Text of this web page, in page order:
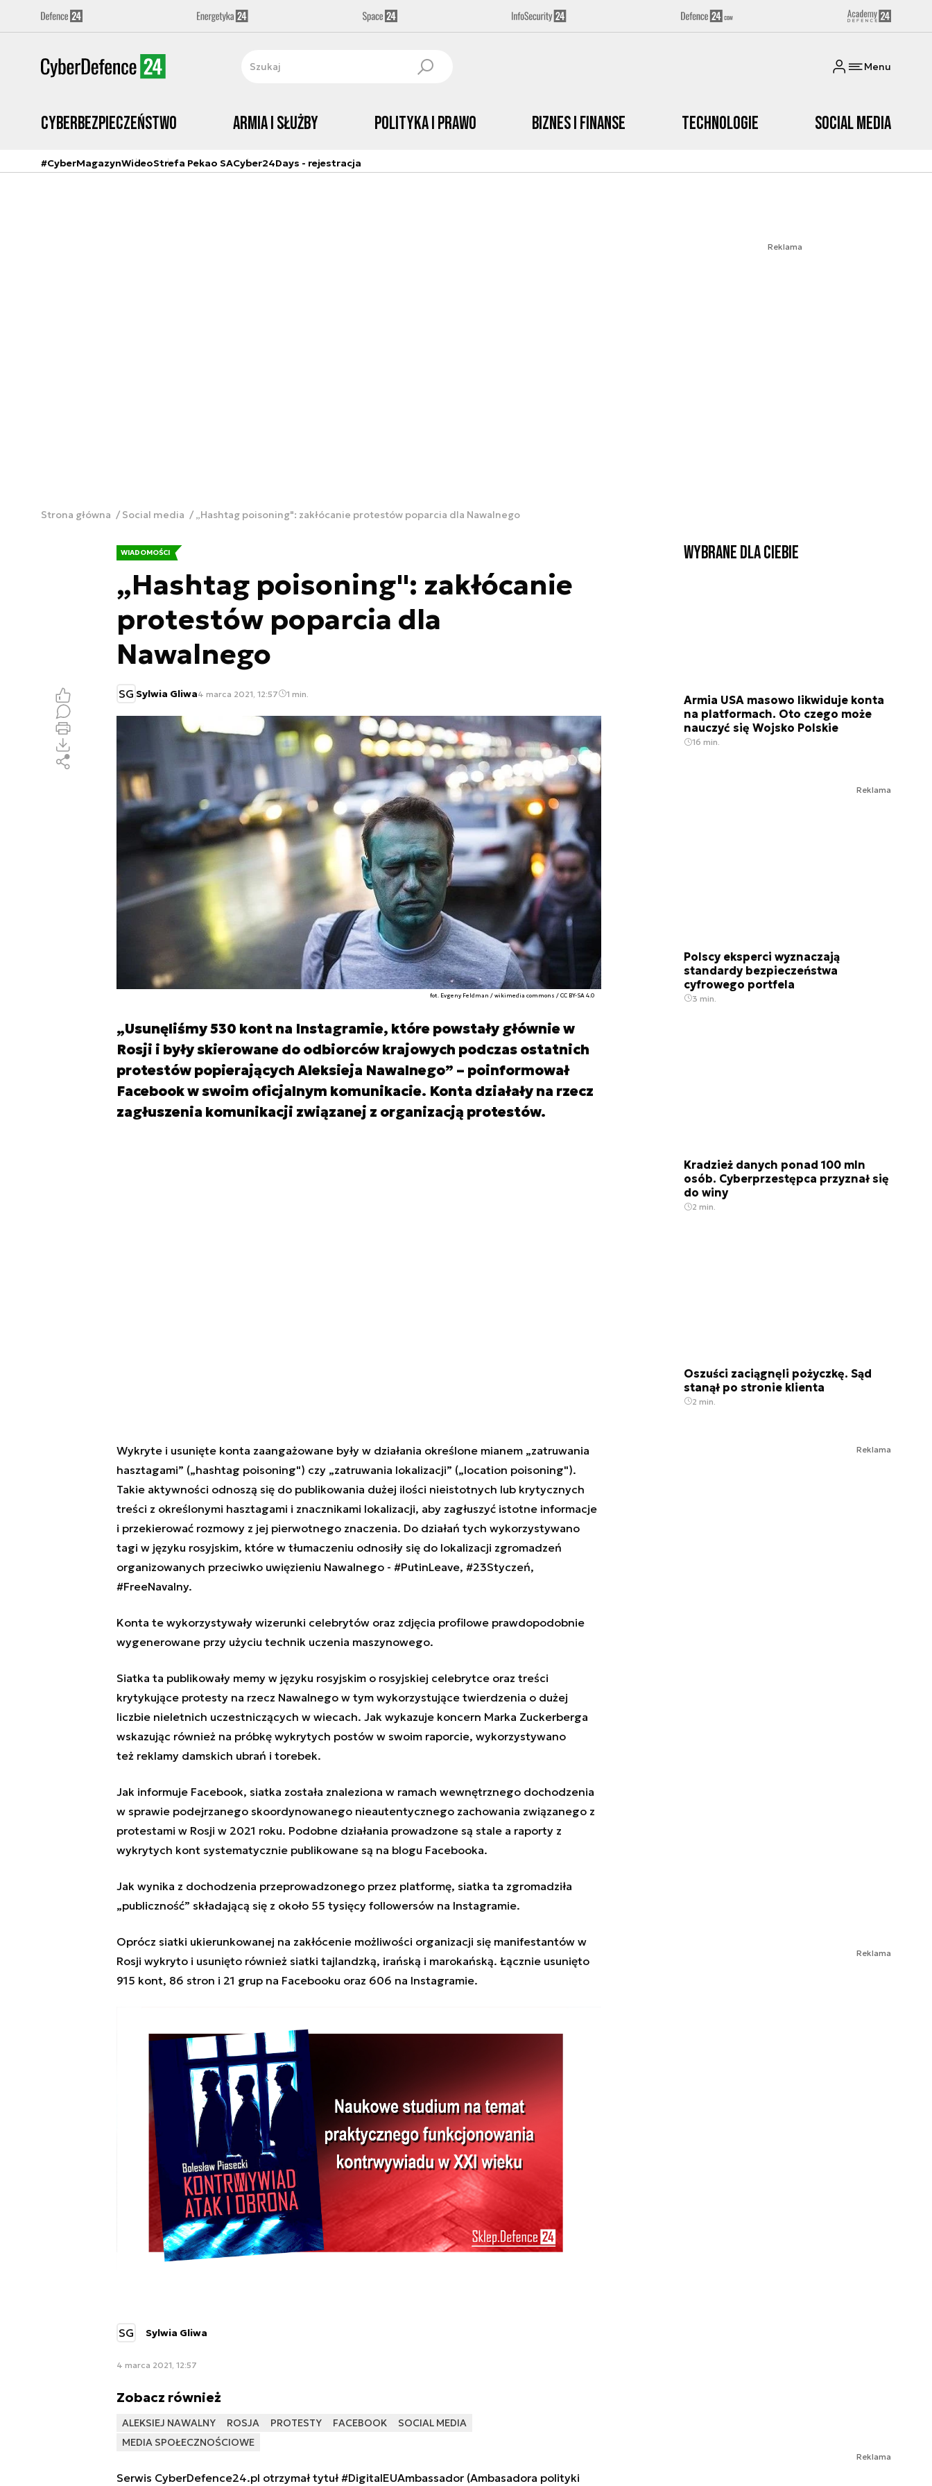
Menu
Cyberbezpieczeństwo Armia i Służby Polityka i prawo Biznes i Finanse Technologie Social media
#CyberMagazynWideoStrefa Pekao SACyber24Days - rejestracja
Reklama
Strona główna Social media „Hashtag poisoning": zakłócanie protestów poparcia dla Nawalnego
WIADOMOŚCI
„Hashtag poisoning": zakłócanie
protestów poparcia dla
Nawalnego
SG Sylwia Gliwa4 marca 2021, 12:57 1 min.
fot. Evgeny Feldman / wikimedia commons / CC BY-SA 4.0
„Usunęliśmy 530 kont na Instagramie, które powstały głównie w
Rosji i były skierowane do odbiorców krajowych podczas ostatnich
protestów popierających Aleksieja Nawalnego” – poinformował
Facebook w swoim oficjalnym komunikacie. Konta działały na rzecz
zagłuszenia komunikacji związanej z organizacją protestów.
Wykryte i usunięte konta zaangażowane były w działania określone mianem „zatruwania
hasztagami” („hashtag poisoning") czy „zatruwania lokalizacji” („location poisoning").
Takie aktywności odnoszą się do publikowania dużej ilości nieistotnych lub krytycznych
treści z określonymi hasztagami i znacznikami lokalizacji, aby zagłuszyć istotne informacje
i przekierować rozmowy z jej pierwotnego znaczenia. Do działań tych wykorzystywano
tagi w języku rosyjskim, które w tłumaczeniu odnosiły się do lokalizacji zgromadzeń
organizowanych przeciwko uwięzieniu Nawalnego - #PutinLeave, #23Styczeń,
#FreeNavalny.
Konta te wykorzystywały wizerunki celebrytów oraz zdjęcia profilowe prawdopodobnie
wygenerowane przy użyciu technik uczenia maszynowego.
Siatka ta publikowały memy w języku rosyjskim o rosyjskiej celebrytce oraz treści
krytykujące protesty na rzecz Nawalnego w tym wykorzystujące twierdzenia o dużej
liczbie nieletnich uczestniczących w wiecach. Jak wykazuje koncern Marka Zuckerberga
wskazując również na próbkę wykrytych postów w swoim raporcie, wykorzystywano
też reklamy damskich ubrań i torebek.
Jak informuje Facebook, siatka została znaleziona w ramach wewnętrznego dochodzenia
w sprawie podejrzanego skoordynowanego nieautentycznego zachowania związanego z
protestami w Rosji w 2021 roku. Podobne działania prowadzone są stale a raporty z
wykrytych kont systematycznie publikowane są na blogu Facebooka.
Jak wynika z dochodzenia przeprowadzonego przez platformę, siatka ta zgromadziła
„publiczność” składającą się z około 55 tysięcy followersów na Instagramie.
Oprócz siatki ukierunkowanej na zakłócenie możliwości organizacji się manifestantów w
Rosji wykryto i usunięto również siatki tajlandzką, irańską i marokańską. Łącznie usunięto
915 kont, 86 stron i 21 grup na Facebooku oraz 606 na Instagramie.
SG Sylwia Gliwa
4 marca 2021, 12:57
Zobacz również
ALEKSIEJ NAWALNY ROSJA PROTESTY FACEBOOK
SOCIAL MEDIA
MEDIA SPOŁECZNOŚCIOWE
Serwis CyberDefence24.pl otrzymał tytuł #DigitalEUAmbassador (Ambasadora polityki
Wybrane dla Ciebie
Armia USA masowo likwiduje konta
na platformach. Oto czego może
nauczyć się Wojsko Polskie
16 min.
Reklama
Polscy eksperci wyznaczają
standardy bezpieczeństwa
cyfrowego portfela
3 min.
Kradzież danych ponad 100 mln
osób. Cyberprzestępca przyznał się
do winy
2 min.
Oszuści zaciągnęli pożyczkę. Sąd
stanął po stronie klienta
2 min.
Reklama
Reklama
Reklama